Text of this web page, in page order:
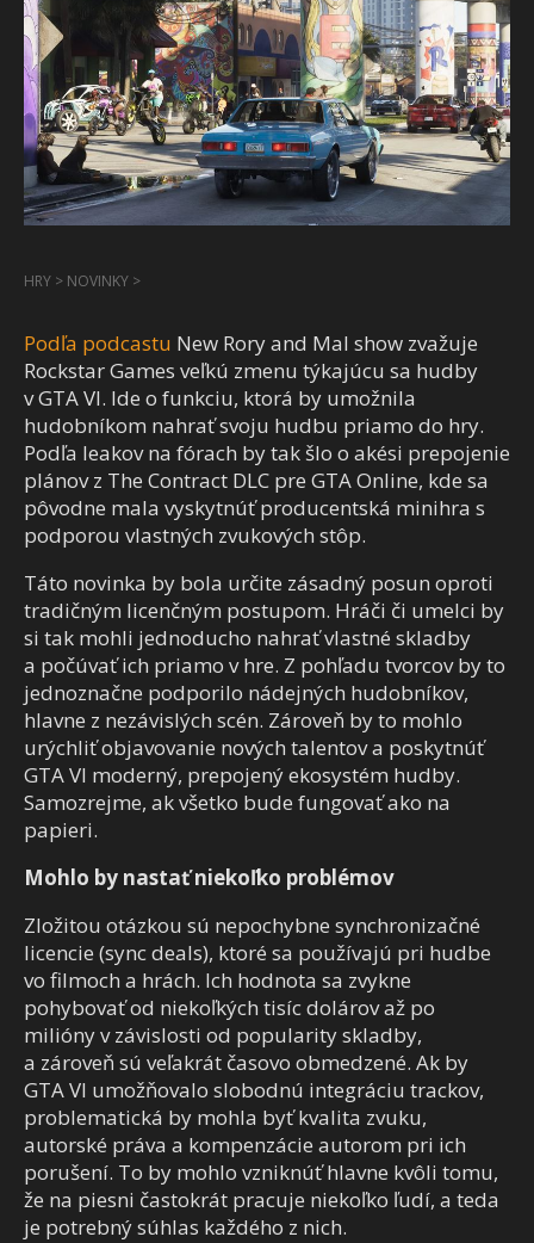
HRY > NOVINKY >
Podľa podcastu New Rory and Mal show zvažuje
Rockstar Games veľkú zmenu týkajúcu sa hudby
v GTA VI. Ide o funkciu, ktorá by umožnila
hudobníkom nahrať svoju hudbu priamo do hry.
Podľa leakov na fórach by tak šlo o akési prepojenie
plánov z The Contract DLC pre GTA Online, kde sa
pôvodne mala vyskytnúť producentská minihra s
podporou vlastných zvukových stôp.
Táto novinka by bola určite zásadný posun oproti
tradičným licenčným postupom. Hráči či umelci by
si tak mohli jednoducho nahrať vlastné skladby
a počúvať ich priamo v hre. Z pohľadu tvorcov by to
jednoznačne podporilo nádejných hudobníkov,
hlavne z nezávislých scén. Zároveň by to mohlo
urýchliť objavovanie nových talentov a poskytnúť
GTA VI moderný, prepojený ekosystém hudby.
Samozrejme, ak všetko bude fungovať ako na
papieri.
Mohlo by nastať niekoľko problémov
Zložitou otázkou sú nepochybne synchronizačné
licencie (sync deals), ktoré sa používajú pri hudbe
vo filmoch a hrách. Ich hodnota sa zvykne
pohybovať od niekoľkých tisíc dolárov až po
milióny v závislosti od popularity skladby,
a zároveň sú veľakrát časovo obmedzené. Ak by
GTA VI umožňovalo slobodnú integráciu trackov,
problematická by mohla byť kvalita zvuku,
autorské práva a kompenzácie autorom pri ich
porušení. To by mohlo vzniknúť hlavne kvôli tomu,
že na piesni častokrát pracuje niekoľko ľudí, a teda
je potrebný súhlas každého z nich.